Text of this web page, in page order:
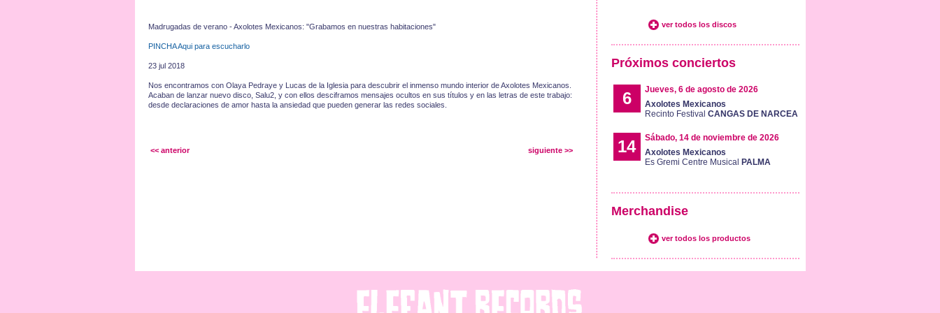
Madrugadas de verano - Axolotes Mexicanos: "Grabamos en nuestras habitaciones"
PINCHA Aqui para escucharlo
23 jul 2018
Nos encontramos con Olaya Pedraye y Lucas de la Iglesia para descubrir el inmenso mundo interior de Axolotes Mexicanos.
Acaban de lanzar nuevo disco, Salu2, y con ellos desciframos mensajes ocultos en sus títulos y en las letras de este trabajo:
desde declaraciones de amor hasta la ansiedad que pueden generar las redes sociales.
<< anterior siguiente >>
ver todos los discos
Próximos conciertos
6
Jueves, 6 de agosto de 2026
Axolotes Mexicanos
Recinto Festival CANGAS DE NARCEA
14
Sábado, 14 de noviembre de 2026
Axolotes Mexicanos
Es Gremi Centre Musical PALMA
Merchandise
ver todos los productos